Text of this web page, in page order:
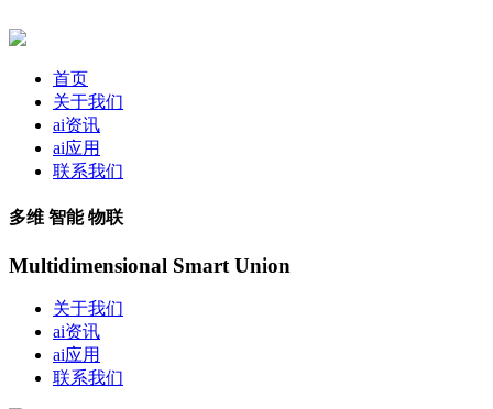
首页
关于我们
ai资讯
ai应用
联系我们
多维 智能 物联
Multidimensional Smart Union
关于我们
ai资讯
ai应用
联系我们